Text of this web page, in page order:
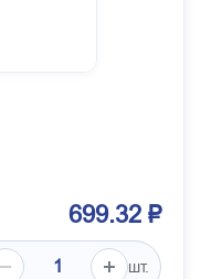
699.32 ₽
шт.